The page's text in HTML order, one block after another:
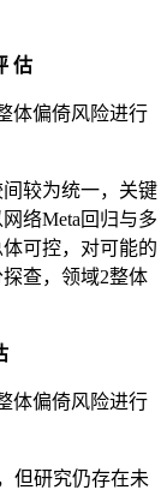
估
体偏倚风险进行
较为统一，关键
络Meta回归与多
可控，对可能的
查，领域2整体
体偏倚风险进行
但研究仍存在未